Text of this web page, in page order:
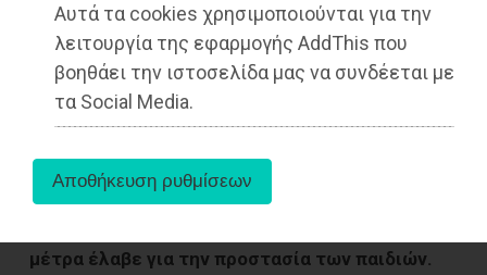
Αυτά τα cookies χρησιμοποιούνται για την
λειτουργία της εφαρμογής AddThis που
βοηθάει την ιστοσελίδα μας να συνδέεται με
τα Social Media.
την πρώτη μας αναφορά και τέσσερις μήνες μετά
τις συνεχείς καταγγελίες και επισημάνσεις,
Αποκεντρωμένη Διοίκηση απέστειλε στον
Δήμο Μαραθώνα το ακόλουθο έγγραφο:
σε ποιες ενέργειες προέβη για την τήρηση της
εντολής σφράγισης των ακατάλληλων -μη
μέτρα έλαβε για την προστασία των παιδιών.